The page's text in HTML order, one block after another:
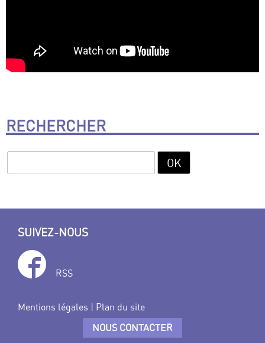
RECHERCHER
SUIVEZ-NOUS
RSS
Mentions légales | Plan du site
NOUS CONTACTER